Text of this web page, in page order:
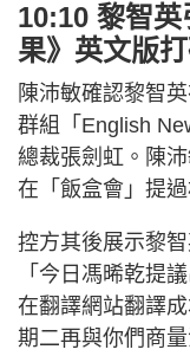
10:10 黎智
果》英文版
陳沛敏確認黎智
群組「English
總裁張劍虹。陳
在「飯盒會」提過
控方其後展示黎
「今日馮晞乾提
在翻譯網站翻譯
期二再與你們商